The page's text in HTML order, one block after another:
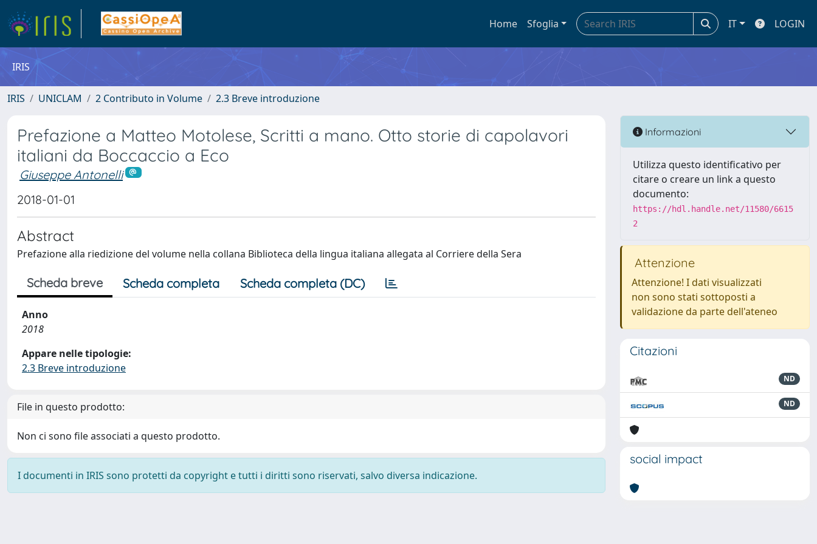
Home Sfoglia IT LOGIN
IRIS
IRIS UNICLAM 2 Contributo in Volume 2.3 Breve introduzione
Prefazione a Matteo Motolese, Scritti a mano. Otto storie di capolavori
italiani da Boccaccio a Eco
Giuseppe Antonelli
2018-01-01
Abstract
Prefazione alla riedizione del volume nella collana Biblioteca della lingua italiana allegata al Corriere della Sera
Scheda breve Scheda completa Scheda completa (DC)
Anno
2018
Appare nelle tipologie:
2.3 Breve introduzione
File in questo prodotto:
Non ci sono file associati a questo prodotto.
I documenti in IRIS sono protetti da copyright e tutti i diritti sono riservati, salvo diversa indicazione.
Informazioni
Utilizza questo identificativo per
citare o creare un link a questo
documento:
https://hdl.handle.net/11580/6615
2
Attenzione
Attenzione! I dati visualizzati
non sono stati sottoposti a
validazione da parte dell'ateneo
Citazioni
ND
ND
social impact